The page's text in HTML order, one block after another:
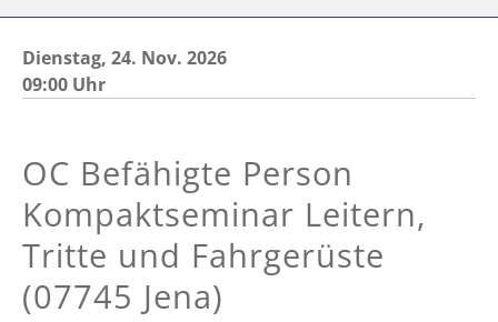
Dienstag, 24. Nov. 2026
09:00 Uhr
OC Befähigte Person
Kompaktseminar Leitern,
Tritte und Fahrgerüste
(07745 Jena)